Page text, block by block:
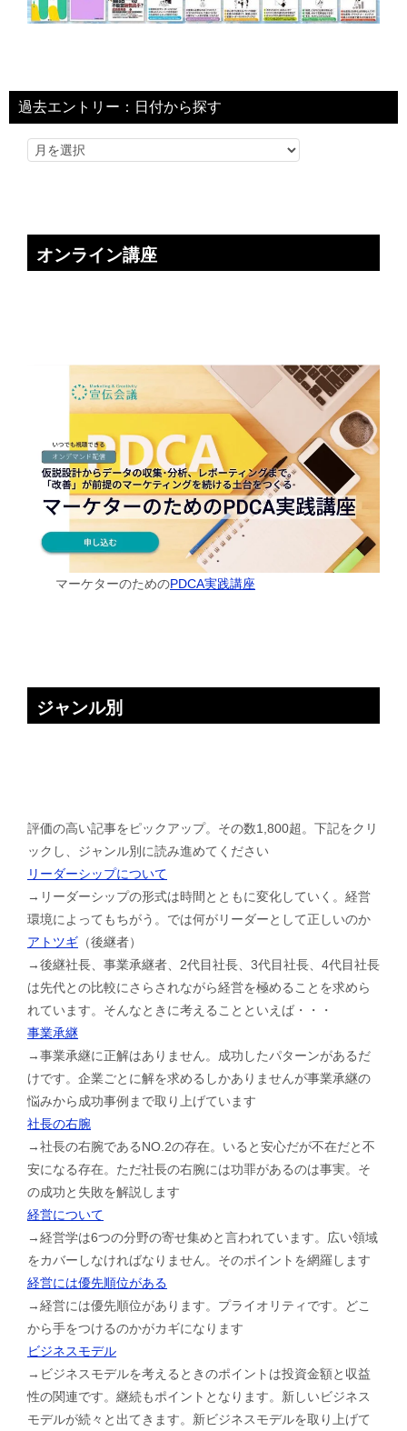
過去エントリー：日付から探す
オンライン講座
マーケターのためのPDCA実践講座
ジャンル別
評価の高い記事をピックアップ。その数1,800超。下記をクリ
ックし、ジャンル別に読み進めてください
リーダーシップについて
→リーダーシップの形式は時間とともに変化していく。経営
環境によってもちがう。では何がリーダーとして正しいのか
アトツギ （後継者）
→後継社長、事業承継者、2代目社長、3代目社長、4代目社長
は先代との比較にさらされながら経営を極めることを求めら
れています。そんなときに考えることといえば・・・
事業承継
→事業承継に正解はありません。成功したパターンがあるだ
けです。企業ごとに解を求めるしかありませんが事業承継の
悩みから成功事例まで取り上げています
社長の右腕
→社長の右腕であるNO.2の存在。いると安心だが不在だと不
安になる存在。ただ社長の右腕には功罪があるのは事実。そ
の成功と失敗を解説します
経営について
→経営学は6つの分野の寄せ集めと言われています。広い領域
をカバーしなければなりません。そのポイントを網羅します
経営には優先順位がある
→経営には優先順位があります。プライオリティです。どこ
から手をつけるのかがカギになります
ビジネスモデル
→ビジネスモデルを考えるときのポイントは投資金額と収益
性の関連です。継続もポイントとなります。新しいビジネス
モデルが続々と出てきます。新ビジネスモデルを取り上げて